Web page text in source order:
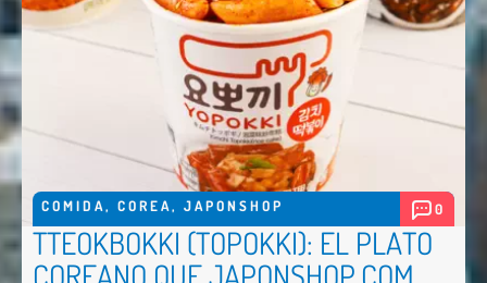
COMIDA, COREA, JAPONSHOP 0
TTEOKBOKKI (TOPOKKI): EL PLATO
COREANO QUE JAPONSHOP.COM